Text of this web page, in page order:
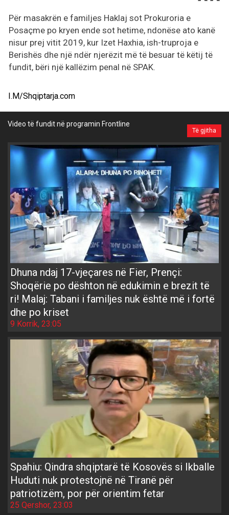
Për masakrën e familjes Haklaj sot Prokuroria e
Posaçme po kryen ende sot hetime, ndonëse ato kanë
nisur prej vitit 2019, kur Izet Haxhia, ish-truproja e
Berishës dhe një ndër njerëzit më të besuar të këtij të
fundit, bëri një kallëzim penal në SPAK.
I.M/Shqiptarja.com
Video të fundit në programin Frontline
Të gjitha
Dhuna ndaj 17-vjeçares në Fier, Prençi:
Shoqërie po dështon në edukimin e brezit të
ri! Malaj: Tabani i familjes nuk është më i fortë
dhe po kriset
9 Korrik, 23:05
Spahiu: Qindra shqiptarë të Kosovës si Ikballe
Huduti nuk protestojnë në Tiranë për
patriotizëm, por për orientim fetar
25 Qershor, 23:03